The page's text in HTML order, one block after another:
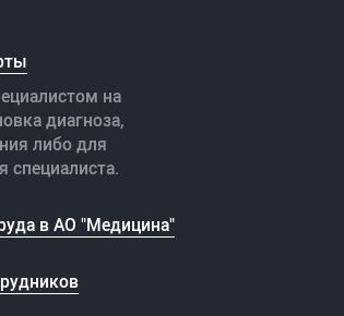
на
диагноза,
либо для
специалиста.
в АО "Медицина"